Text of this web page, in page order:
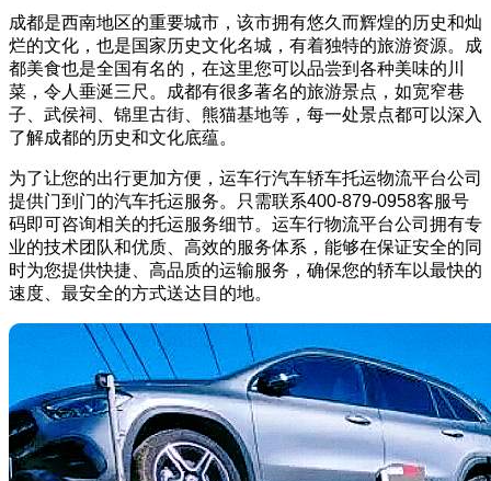
成都是西南地区的重要城市，该市拥有悠久而辉煌的历史和灿
烂的文化，也是国家历史文化名城，有着独特的旅游资源。成
都美食也是全国有名的，在这里您可以品尝到各种美味的川
菜，令人垂涎三尺。成都有很多著名的旅游景点，如宽窄巷
子、武侯祠、锦里古街、熊猫基地等，每一处景点都可以深入
了解成都的历史和文化底蕴。
为了让您的出行更加方便，运车行汽车轿车托运物流平台公司
提供门到门的汽车托运服务。只需联系400-879-0958客服号
码即可咨询相关的托运服务细节。运车行物流平台公司拥有专
业的技术团队和优质、高效的服务体系，能够在保证安全的同
时为您提供快捷、高品质的运输服务，确保您的轿车以最快的
速度、最安全的方式送达目的地。